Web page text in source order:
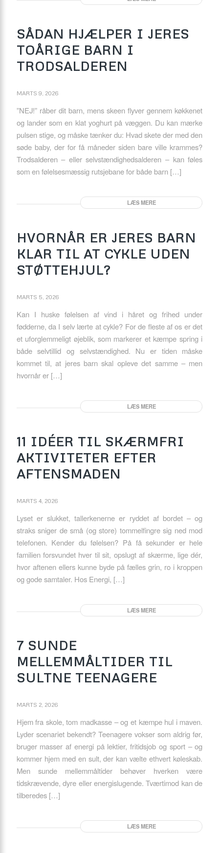
SÅDAN HJÆLPER I JERES
TOÅRIGE BARN I
TRODSALDEREN
MARTS 9, 2026
”NEJ!” råber dit barn, mens skeen flyver gennem køkkenet
og lander som en klat yoghurt på væggen. Du kan mærke
pulsen stige, og måske tænker du: Hvad skete der med den
søde baby, der for få måneder siden bare ville krammes?
Trodsalderen – eller selvstændighedsalderen – kan føles
som en følelsesmæssig rutsjebane for både barn […]
LÆS MERE
HVORNÅR ER JERES BARN
KLAR TIL AT CYKLE UDEN
STØTTEHJUL?
MARTS 5, 2026
Kan I huske følelsen af vind i håret og frihed under
fødderne, da I selv lærte at cykle? For de fleste af os er det
et uforglemmeligt øjeblik, som markerer et kæmpe spring i
både selvtillid og selvstændighed. Nu er tiden måske
kommet til, at jeres barn skal opleve det samme – men
hvornår er […]
LÆS MERE
11 IDÉER TIL SKÆRMFRI
AKTIVITETER EFTER
AFTENSMADEN
MARTS 4, 2026
Lyset er slukket, tallerkenerne er ryddet af bordet – og
straks sniger de små (og store) tommelfingre sig ned mod
telefonen. Kender du følelsen? På få sekunder er hele
familien forsvundet hver til sit, opslugt af skærme, lige dér,
hvor aftenen ellers kunne byde på fælles grin, ro i kroppen
og gode samtaler. Hos Energi, […]
LÆS MERE
7 SUNDE
MELLEMMÅLTIDER TIL
SULTNE TEENAGERE
MARTS 2, 2026
Hjem fra skole, tom madkasse – og et kæmpe hul i maven.
Lyder scenariet bekendt? Teenagere vokser som aldrig før,
bruger masser af energi på lektier, fritidsjob og sport – og
kommer hjem med en sult, der kan vælte ethvert køleskab.
Men sunde mellemmåltider behøver hverken være
tidskrævende, dyre eller energislugende. Tværtimod kan de
tilberedes […]
LÆS MERE